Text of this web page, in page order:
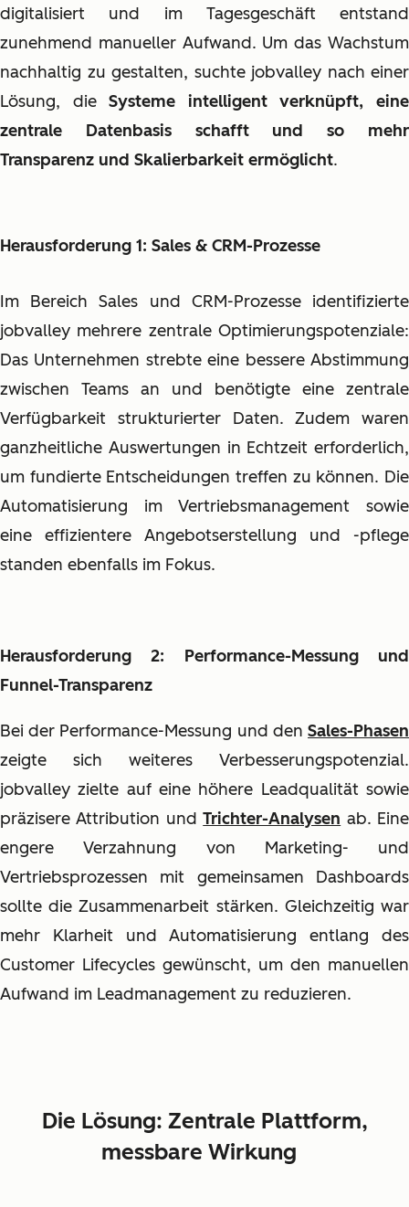
digitalisiert und im Tagesgeschäft entstand
zunehmend manueller Aufwand. Um das Wachstum
nachhaltig zu gestalten, suchte jobvalley nach einer
Lösung, dieSysteme intelligent verknüpft, eine
zentrale Datenbasis schafft und so mehr
Transparenz und Skalierbarkeit ermöglicht.
Herausforderung 1: Sales & CRM-Prozesse
Im Bereich Sales und CRM-Prozesse identifizierte
jobvalley mehrere zentrale Optimierungspotenziale:
Das Unternehmen strebte eine bessere Abstimmung
zwischen Teams an und benötigte eine zentrale
Verfügbarkeit strukturierter Daten. Zudem waren
ganzheitliche Auswertungen in Echtzeit erforderlich,
um fundierte Entscheidungen treffen zu können. Die
Automatisierung im Vertriebsmanagement sowie
eine effizientere Angebotserstellung und -pflege
standen ebenfalls im Fokus.
Herausforderung 2: Performance-Messung und
Funnel-Transparenz
Bei der Performance-Messung und den Sales-Phasen
zeigte sich weiteres Verbesserungspotenzial.
jobvalley zielte auf eine höhere Leadqualität sowie
präzisere Attribution undTrichter-Analysen ab. Eine
engere Verzahnung von Marketing- und
Vertriebsprozessen mit gemeinsamen Dashboards
sollte die Zusammenarbeit stärken. Gleichzeitig war
mehr Klarheit und Automatisierung entlang des
Customer Lifecycles gewünscht, um den manuellen
Aufwand im Leadmanagement zu reduzieren.
Die Lösung: Zentrale Plattform,
messbare Wirkung